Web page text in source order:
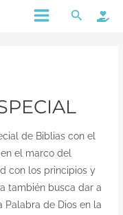
Main
Buscar
de Biblias con el
el marco del
con los principios y
también busca dar a
Palabra de Dios en la